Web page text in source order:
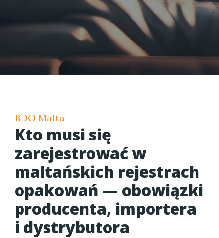
BDO Malta
Kto musi się
zarejestrować w
maltańskich rejestrach
opakowań — obowiązki
producenta, importera
i dystrybutora